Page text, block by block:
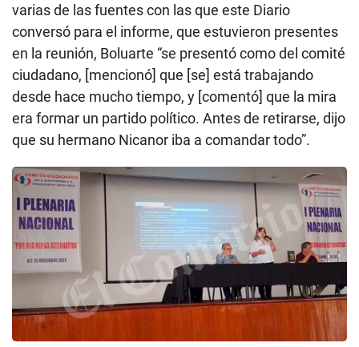
varias de las fuentes con las que este Diario
conversó para el informe, que estuvieron presentes
en la reunión, Boluarte “se presentó como del comité
ciudadano, [mencionó] que [se] está trabajando
desde hace mucho tiempo, y [comentó] que la mira
era formar un partido político. Antes de retirarse, dijo
que su hermano Nicanor iba a comandar todo”.